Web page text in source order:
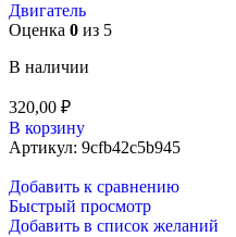
Двигатель
Оценка 0 из 5
В наличии
320,00 ₽
В корзину
Артикул: 9cfb42c5b945
Добавить к сравнению
Быстрый просмотр
Добавить в список желаний